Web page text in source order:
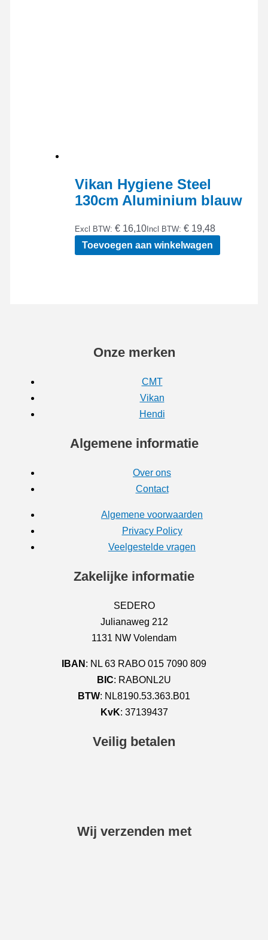
Vikan Hygiene Steel
130cm Aluminium blauw
Excl BTW: € 16,10Incl BTW: € 19,48
Toevoegen aan winkelwagen
Onze merken
CMT
Vikan
Hendi
Algemene informatie
Over ons
Contact
Algemene voorwaarden
Privacy Policy
Veelgestelde vragen
Zakelijke informatie
SEDERO
Julianaweg 212
1131 NW Volendam
IBAN : NL 63 RABO 015 7090 809
BIC: RABONL2U
BTW: NL8190.53.363.B01
KvK: 37139437
Veilig betalen
Wij verzenden met